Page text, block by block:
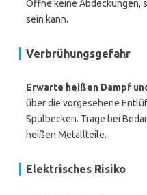
Öffne keine Abdeckungen,
sein kann.
Verbrühungsgefahr
Erwarte heißen Dampf
über die vorgesehene
Spülbecken. Trage bei
heißen Metallteile.
Elektrisches Risiko